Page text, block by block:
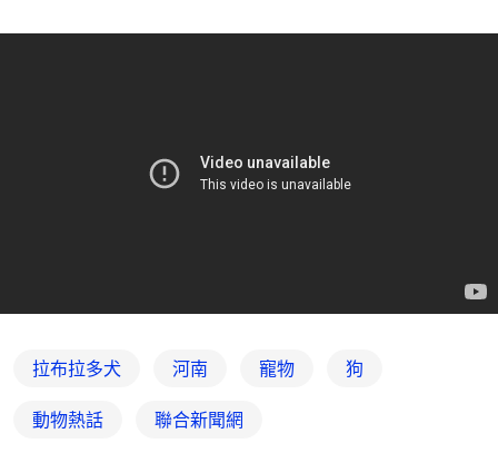
拉布拉多犬 河南 寵物 狗
動物熱話 聯合新聞網